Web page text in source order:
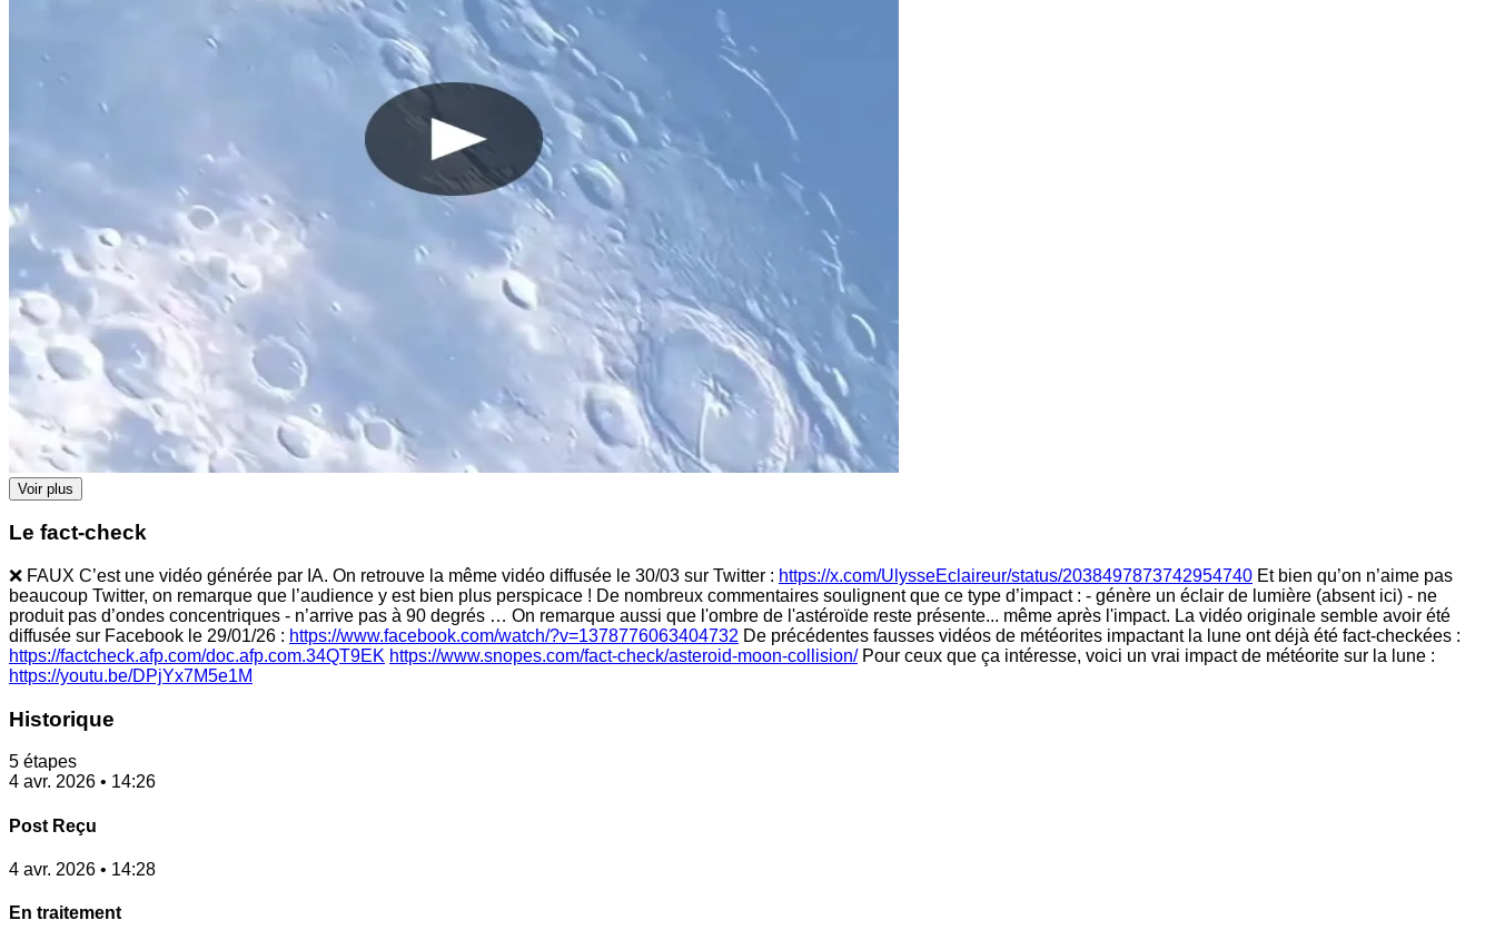
Voir plus
Le fact-check
❌ FAUX C’est une vidéo générée par IA. On retrouve la même vidéo diffusée le 30/03 sur Twitter : https://x.com/UlysseEclaireur/status/2038497873742954740 Et bien qu’on n’aime pas
beaucoup Twitter, on remarque que l’audience y est bien plus perspicace ! De nombreux commentaires soulignent que ce type d’impact : - génère un éclair de lumière (absent ici) - ne
produit pas d’ondes concentriques - n’arrive pas à 90 degrés … On remarque aussi que l'ombre de l'astéroïde reste présente... même après l'impact. La vidéo originale semble avoir été
diffusée sur Facebook le 29/01/26 : https://www.facebook.com/watch/?v=1378776063404732 De précédentes fausses vidéos de météorites impactant la lune ont déjà été fact-checkées :
https://factcheck.afp.com/doc.afp.com.34QT9EK https://www.snopes.com/fact-check/asteroid-moon-collision/Pour ceux que ça intéresse, voici un vrai impact de météorite sur la lune :
https://youtu.be/DPjYx7M5e1M
Historique
5 étapes
4 avr. 2026 • 14:26
Post Reçu
4 avr. 2026 • 14:28
En traitement